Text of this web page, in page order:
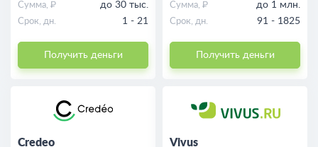
Сумма, ₽ до 30 тыс.
Срок, дн. 1 - 21
Получить деньги
Сумма, ₽ до 1 млн.
Срок, дн. 91 - 1825
Получить деньги
Credeo Vivus